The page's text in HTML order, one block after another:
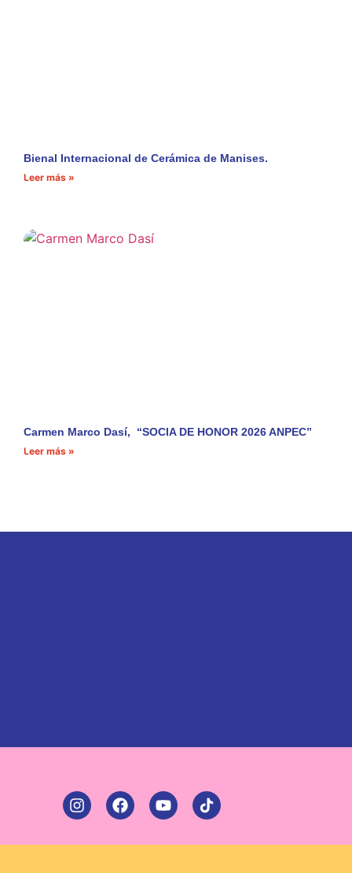
Bienal Internacional de Cerámica de Manises.
Leer más »
Carmen Marco Dasí, “SOCIA DE HONOR 2026 ANPEC”
Leer más »